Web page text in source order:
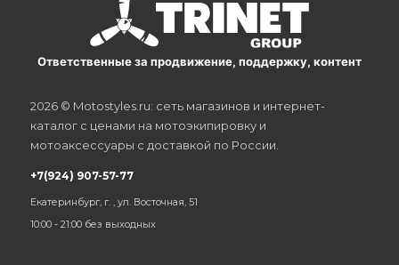
Ответственные за продвижение, поддержку, контент
2026 © Motostyles.ru: сеть магазинов и интернет-
каталог с ценами на мотоэкипировку и
мотоаксессуары с доставкой по России.
+7(924) 907-57-77
Екатеринбург, г. , ул. Восточная, 51
10:00 - 21:00 без выходных